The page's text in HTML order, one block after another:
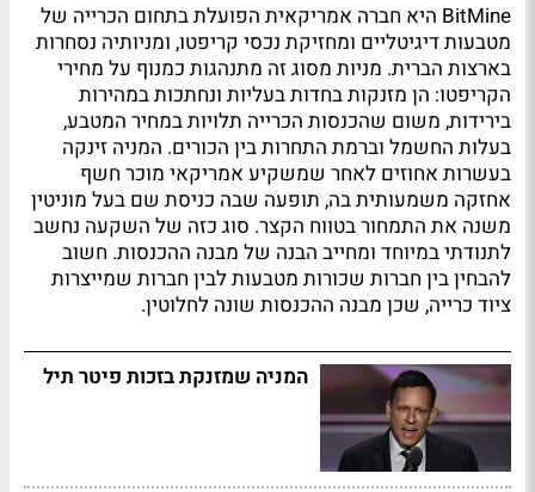
BitMine היא חברה אמריקאית הפועלת בתחום הכרייה של
מטבעות דיגיטליים ומחזיקת נכסי קריפטו, ומניותיה נסחרות
בארצות הברית. מניות מסוג זה מתנהגות כמנוף על מחירי
הקריפטו: הן מזנקות בחדות בעליות ונחתכות במהירות
בירידות, משום שהכנסות הכרייה תלויות במחיר המטבע,
בעלות החשמל וברמת התחרות בין הכורים. המניה זינקה
בעשרות אחוזים לאחר שמשקיע אמריקאי מוכר חשף
אחזקה משמעותית בה, תופעה שבה כניסת שם בעל מוניטין
משנה את התמחור בטווח הקצר. סוג כזה של השקעה נחשב
לתנודתי במיוחד ומחייב הבנה של מבנה ההכנסות. חשוב
להבחין בין חברות שכורות מטבעות לבין חברות שמייצרות
ציוד כרייה, שכן מבנה ההכנסות שונה לחלוטין.
המניה שמזנקת בזכות פיטר תיל